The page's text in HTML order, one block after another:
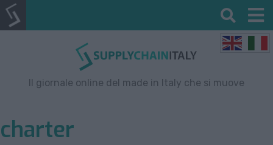
Il giornale online del made in Italy che si muove
charter